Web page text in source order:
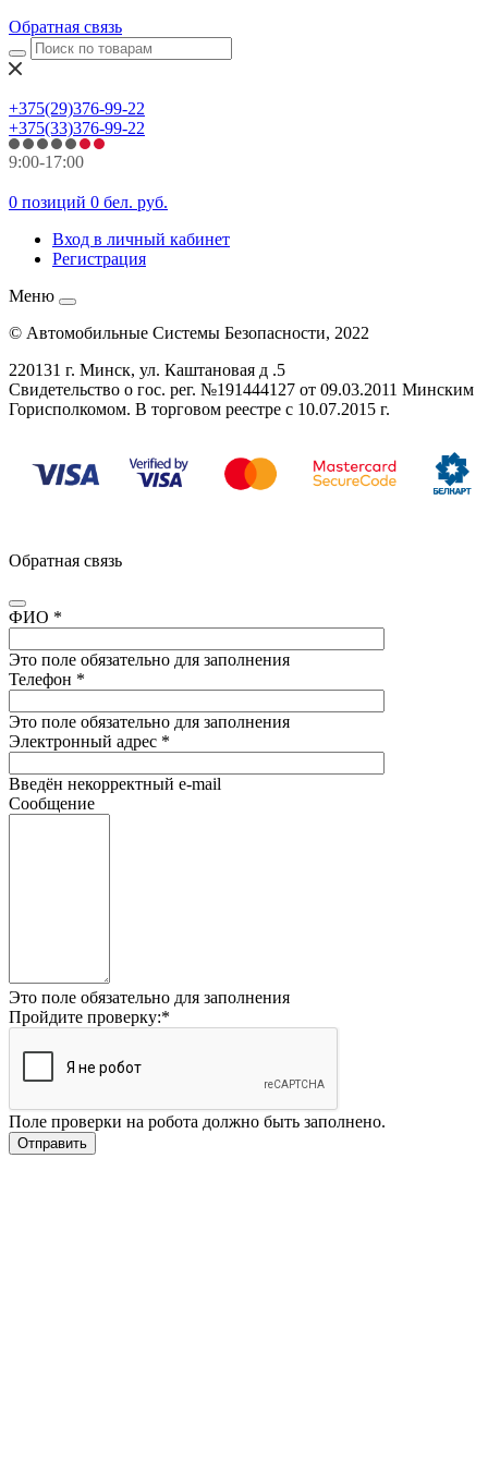
Обратная связь
+375(29)376-99-22
+375(33)376-99-22
9:00-17:00
0 позиций 0 бел. руб.
Вход в личный кабинет
Регистрация
Меню
© Автомобильные Системы Безопасности, 2022
220131 г. Минск, ул. Каштановая д .5
Свидетельство о гос. рег. №191444127 от 09.03.2011 Минским
Горисполкомом. В торговом реестре с 10.07.2015 г.
Обратная связь
ФИО *
Это поле обязательно для заполнения
Телефон *
Это поле обязательно для заполнения
Электронный адрес *
Введён некорректный e-mail
Сообщение
Это поле обязательно для заполнения
Пройдите проверку:*
Поле проверки на робота должно быть заполнено.